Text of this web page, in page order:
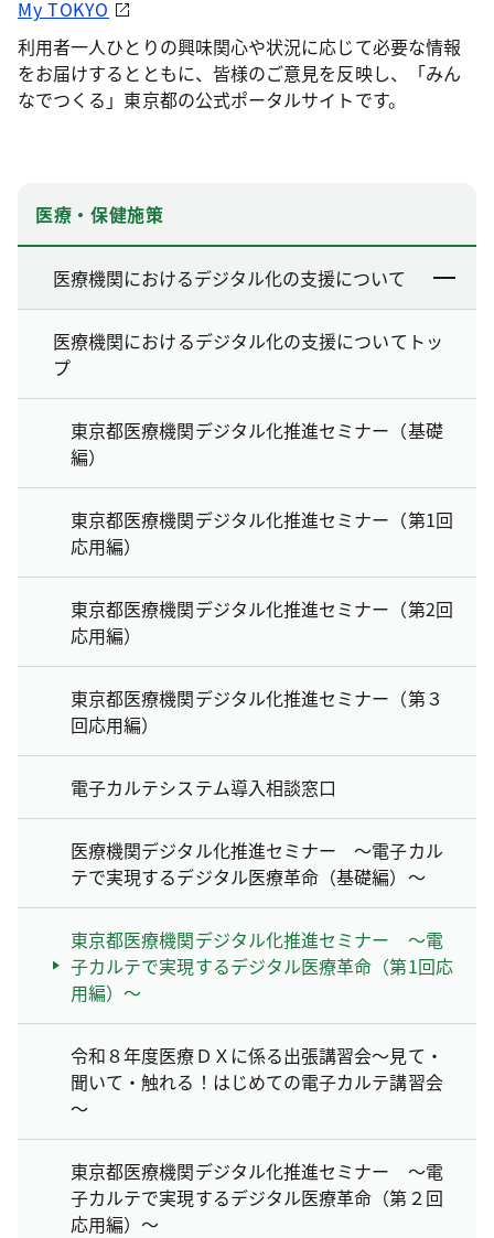
My TOKYO
利用者一人ひとりの興味関心や状況に応じて必要な情報
をお届けするとともに、皆様のご意見を反映し、「みん
なでつくる」東京都の公式ポータルサイトです。
医療・保健施策
医療機関におけるデジタル化の支援について
医療機関におけるデジタル化の支援についてトッ
プ
東京都医療機関デジタル化推進セミナー（基礎
編）
東京都医療機関デジタル化推進セミナー（第1回
応用編）
東京都医療機関デジタル化推進セミナー（第2回
応用編）
東京都医療機関デジタル化推進セミナー（第３
回応用編）
電子カルテシステム導入相談窓口
医療機関デジタル化推進セミナー ～電子カル
テで実現するデジタル医療革命（基礎編）～
東京都医療機関デジタル化推進セミナー ～電
子カルテで実現するデジタル医療革命（第1回応
用編）～
令和８年度医療ＤＸに係る出張講習会～見て・
聞いて・触れる！はじめての電子カルテ講習会
～
東京都医療機関デジタル化推進セミナー ～電
子カルテで実現するデジタル医療革命（第２回
応用編）～